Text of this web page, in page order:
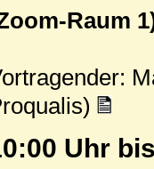
Raum
Uhr